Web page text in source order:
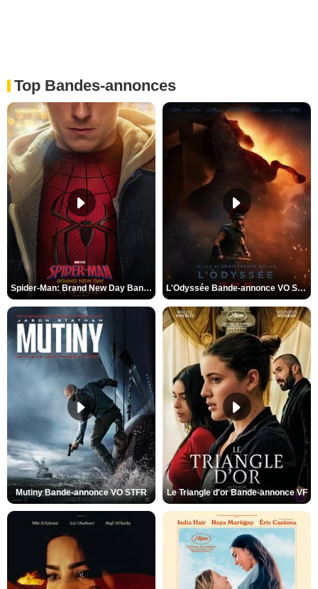
Top Bandes-annonces
Spider-Man: Brand New Day Bande-annonce VO STFR L'Odyssée Bande-annonce VO STFR
Mutiny Bande-annonce VO STFR Le Triangle d'or Bande-annonce VF